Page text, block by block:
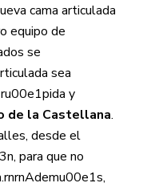
cama articulada
equipo de
se
sea
y
de la Castellana.
desde el
para que no